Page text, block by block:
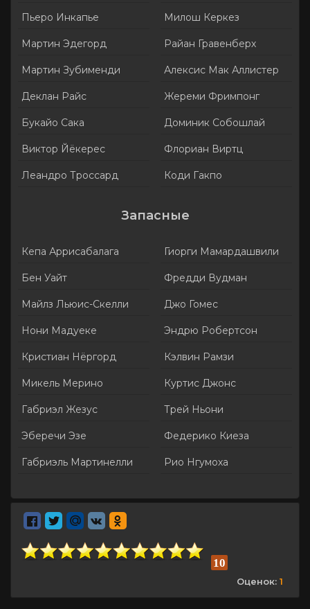
Пьеро Инкапье
Мартин Эдегорд
Мартин Зубименди
Деклан Райс
Букайо Сака
Виктор Йёкерес
Леандро Троссард
Милош Керкез
Райан Гравенберх
Алексис Мак Аллистер
Жереми Фримпонг
Доминик Собошлай
Флориан Виртц
Коди Гакпо
Запасные
Кепа Аррисабалага
Бен Уайт
Майлз Льюис-Скелли
Нони Мадуеке
Кристиан Нёргорд
Микель Мерино
Габриэл Жезус
Эберечи Эзе
Габриэль Мартинелли
Гиорги Мамардашвили
Фредди Вудман
Джо Гомес
Эндрю Робертсон
Кэлвин Рамзи
Куртис Джонс
Трей Ньони
Федерико Киеза
Рио Нгумоха
10
Оценок: 1